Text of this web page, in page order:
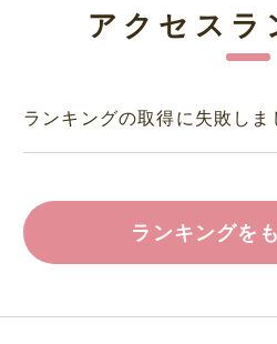
アクセスラ
ランキングの取得に失敗しま
ランキングを